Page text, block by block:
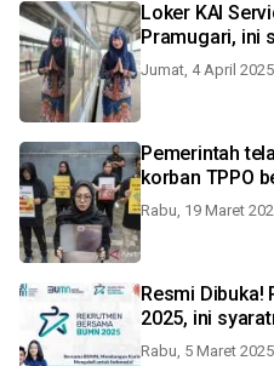
Loker KAI
Pramugari, ini
Jumat, 4 April
Pemerintah
korban TPPO
Rabu, 19 Maret
Resmi Dibuka!
2025, ini
Rabu, 5 Maret